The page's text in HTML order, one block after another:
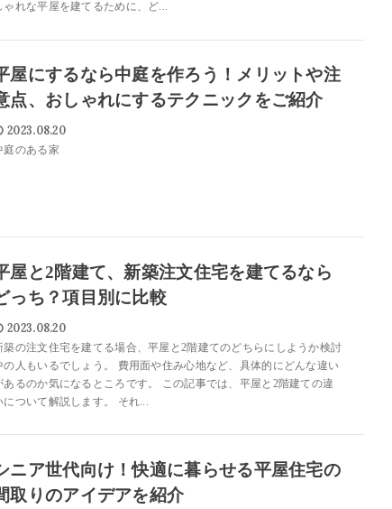
ゃれな平屋を建てるために、ど...
屋にするなら中庭を作ろう！メリットや注
点、おしゃれにするテクニックをご紹介
2023.08.20
庭のある家
屋と2階建て、新築注文住宅を建てるなら
っち？項目別に比較
2023.08.20
築の注文住宅を建てる場合、平屋と2階建てのどちらにしようか検討
の人もいるでしょう。 費用面や住み心地など、具体的にどんな違い
あるのか気になるところです。 この記事では、平屋と2階建ての違
について解説します。 それ...
ニア世代向け！快適に暮らせる平屋住宅の
取りのアイデアを紹介